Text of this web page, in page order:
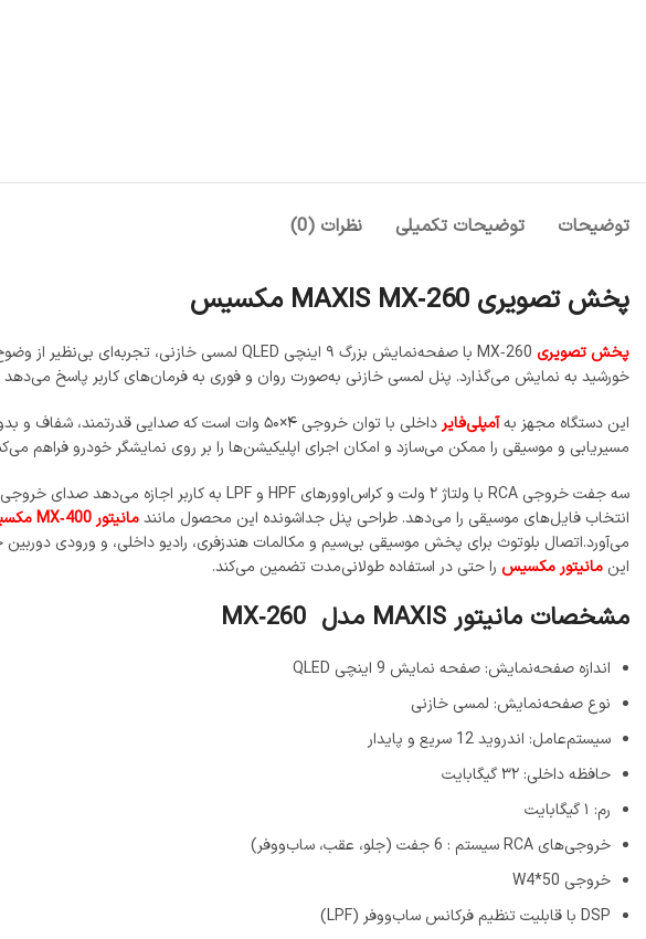
توضیحات توضیحات تکمیلی نظرات (0)
پخش تصویری MAXIS MX‑260 مکسیس
پخش تصویری
خورشید به نمایش می‌گذارد. پنل لمسی خازنی به‌صورت روان و فوری به فرمان‌های کاربر پاسخ می‌دهد
این دستگاه مجهز بهآمپلی‌فایر
مسیریابی و موسیقی را ممکن می‌سازد و امکان اجرای اپلیکیشن‌ها را بر روی نمایشگر خودرو فراهم
سه جفت خروجی RCA با ولتاژ ۲ ولت و کراس‌اوورهای HPF و LPF به کاربر اجازه می‌دهد صدای خروجی را بر اساس نوع
انتخاب فایل‌های موسیقی را می‌دهد. طراحی پنل جداشونده این محصول مانندمانیتور MX‑400 مکسیس
این مانیتور مکسیس را حتی در استفاده طولانی‌مدت تضمین می‌کند.
مشخصات مانیتور MAXIS مدل MX‑260
اندازه صفحه‌نمایش: صفحه نمایش 9 اینچی QLED
نوع صفحه‌نمایش: لمسی خازنی
سیستم‌عامل: اندروید 12 سریع و پایدار
حافظه داخلی: ۳۲ گیگابایت
رم: ۱ گیگابایت
خروجی‌های RCA سیستم : 6 جفت (جلو، عقب، ساب‌ووفر)
خروجی W4*50
DSP با قابلیت تنظیم فرکانس ساب‌ووفر (LPF)